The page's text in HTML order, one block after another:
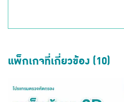
แพ็กเกจที่เกี่ยวข้อง (10)